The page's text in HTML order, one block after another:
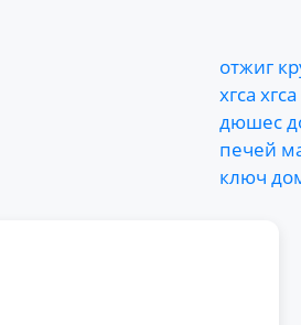
отжиг
хгса хгса
дюшес
печей
ключ